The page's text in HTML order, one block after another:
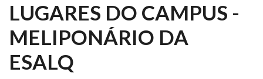
LUGARES DO CAMPUS -
MELIPONÁRIO DA
ESALQ